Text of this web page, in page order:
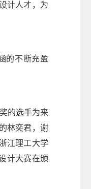
计人才，为
的不断充盈
的选手为来
林奕君，谢
江理工大学
计大赛在颁